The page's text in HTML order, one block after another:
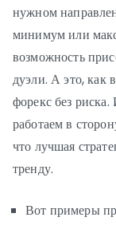
нужном
минимум или
возможность
дуэли. А это, как
форекс без
работаем в
что лучшая
тренду.
Вот примеры